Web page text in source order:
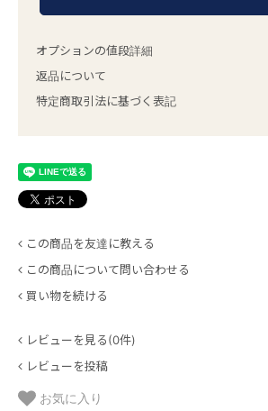
オプションの値段詳細
返品について
特定商取引法に基づく表記
この商品を友達に教える
この商品について問い合わせる
買い物を続ける
レビューを見る(0件)
レビューを投稿
お気に入り